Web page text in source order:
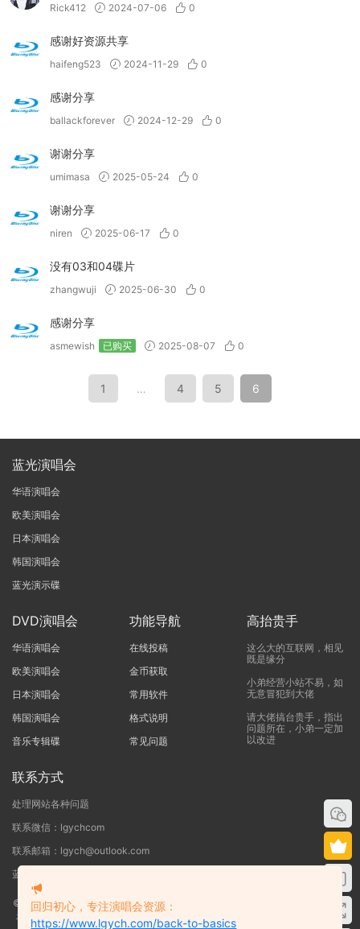
Rick412 2024-07-06 0
感谢好资源共享
haifeng523 2024-11-29 0
感谢分享
ballackforever 2024-12-29 0
谢谢分享
umimasa 2025-05-24 0
谢谢分享
niren 2025-06-17 0
没有03和04碟片
zhangwuji 2025-06-30 0
感谢分享
asmewish 已购买 2025-08-07 0
1 … 4 5 6
蓝光演唱会
华语演唱会
欧美演唱会
日本演唱会
韩国演唱会
蓝光演示碟
DVD演唱会
华语演唱会
欧美演唱会
日本演唱会
韩国演唱会
音乐专辑碟
功能导航
在线投稿
金币获取
常用软件
格式说明
常见问题
高抬贵手
这么大的互联网，相见
既是缘分
小弟经营小站不易，如
无意冒犯到大佬
请大佬搞台贵手，指出
问题所在，小弟一定加
以改进
联系方式
处理网站各种问题
联系微信：lgychcom
联系邮箱：lgych@outlook.com
蓝光演唱会网 - 专注于ISO和BDMV蓝光演唱会下载服务
©2019-2026 蓝光演唱会本站资源来源于网络用户网盘投稿，本站服务器不储
存任何演唱会资源，版权归原作者所有，若侵犯了您的合法权益，请联系我们
回归初心，专注演唱会资源：
https://www.lgych.com/back-to-basics